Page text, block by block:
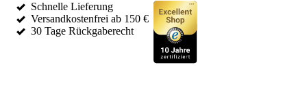
Schnelle Lieferung
Versandkostenfrei ab 150 €
30 Tage Rückgaberecht